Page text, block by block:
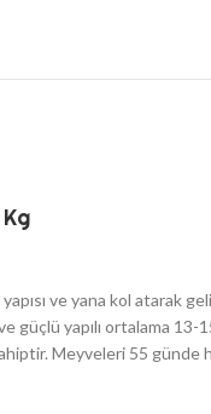
ve yana kol atarak
güçlü yapılı ortalama 13-
Meyveleri 55 günde